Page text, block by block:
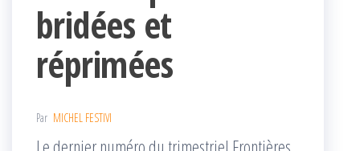
bridées et
réprimées
Par MICHEL FESTIVI